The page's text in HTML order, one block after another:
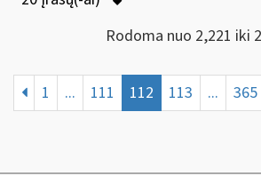
Rodoma nuo 2,221 iki
1 ... 111 112 113 ... 365